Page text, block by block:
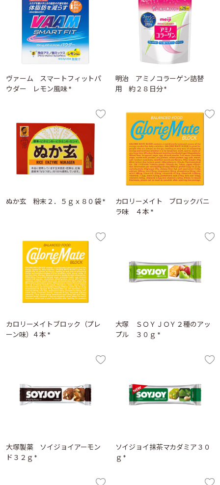
ヴァーム スマートフィットパ
ウダー レモン風味 *
明治 アミノコラーゲン詰替
用 約２８日分 *
ぬか玄 粉末２．５ｇｘ８０袋 *
カロリーメイト ブロックバニ
ラ味 ４本 *
カロリーメイトブロック（プレ
ーン味）４本 *
大塚 ＳＯＹＪＯＹ２種のアッ
プル ３０ｇ *
大塚製薬 ソイジョイアーモン
ド３２ｇ *
ソイジョイ抹茶マカダミア３０
ｇ *